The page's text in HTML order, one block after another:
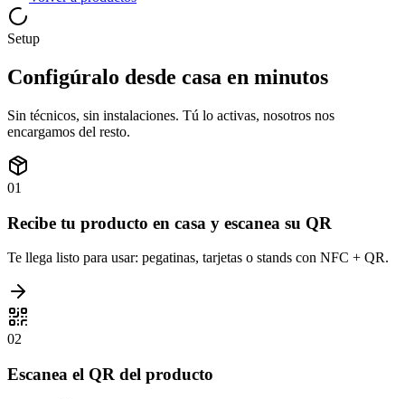
Setup
Configúralo desde casa en minutos
Sin técnicos, sin instalaciones. Tú lo activas, nosotros nos
encargamos del resto.
01
Recibe tu producto en casa y escanea su QR
Te llega listo para usar: pegatinas, tarjetas o stands con NFC + QR.
02
Escanea el QR del producto